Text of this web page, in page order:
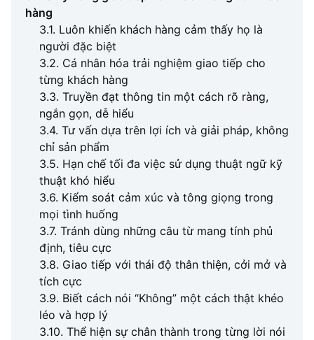
hàng
3.1. Luôn khiến khách hàng cảm thấy họ là
người đặc biệt
3.2. Cá nhân hóa trải nghiệm giao tiếp cho
từng khách hàng
3.3. Truyền đạt thông tin một cách rõ ràng,
ngắn gọn, dễ hiểu
3.4. Tư vấn dựa trên lợi ích và giải pháp, không
chỉ sản phẩm
3.5. Hạn chế tối đa việc sử dụng thuật ngữ kỹ
thuật khó hiểu
3.6. Kiểm soát cảm xúc và tông giọng trong
mọi tình huống
3.7. Tránh dùng những câu từ mang tính phủ
định, tiêu cực
3.8. Giao tiếp với thái độ thân thiện, cởi mở và
tích cực
3.9. Biết cách nói “Không” một cách thật khéo
léo và hợp lý
3.10. Thể hiện sự chân thành trong từng lời nói